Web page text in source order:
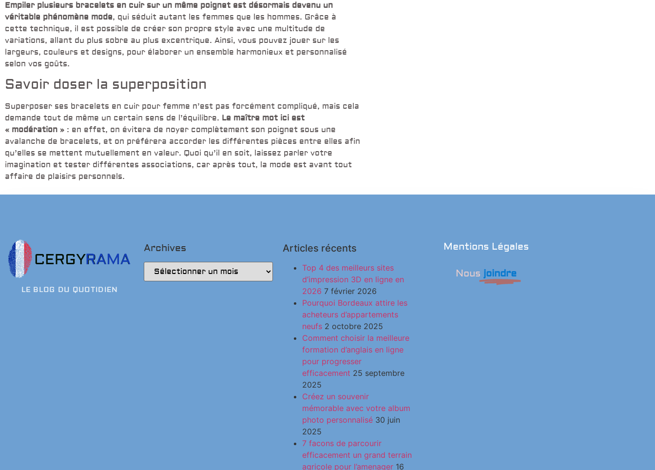
Empiler plusieurs bracelets en cuir sur un même poignet est désormais devenu un
véritable phénomène mode, qui séduit autant les femmes que les hommes. Grâce à
cette technique, il est possible de créer son propre style avec une multitude de
variations, allant du plus sobre au plus excentrique. Ainsi, vous pouvez jouer sur les
largeurs, couleurs et designs, pour élaborer un ensemble harmonieux et personnalisé
selon vos goûts.
Savoir doser la superposition
Superposer ses bracelets en cuir pour femme n’est pas forcément compliqué, mais cela
demande tout de même un certain sens de l’équilibre. Le maître mot ici est
« modération » : en effet, on évitera de noyer complètement son poignet sous une
avalanche de bracelets, et on préférera accorder les différentes pièces entre elles afin
qu’elles se mettent mutuellement en valeur. Quoi qu’il en soit, laissez parler votre
imagination et tester différentes associations, car après tout, la mode est avant tout
affaire de plaisirs personnels.
LE BLOG DU QUOTIDIEN
Archives Articles récents
Top 4 des meilleurs sites
d’impression 3D en ligne en
2026 7 février 2026
Pourquoi Bordeaux attire les
acheteurs d’appartements
neufs 2 octobre 2025
Comment choisir la meilleure
formation d’anglais en ligne
pour progresser
efficacement 25 septembre
2025
Créez un souvenir
mémorable avec votre album
photo personnalisé 30 juin
2025
7 facons de parcourir
efficacement un grand terrain
agricole pour l’amenager 16
Mentions Légales
Nous joindre